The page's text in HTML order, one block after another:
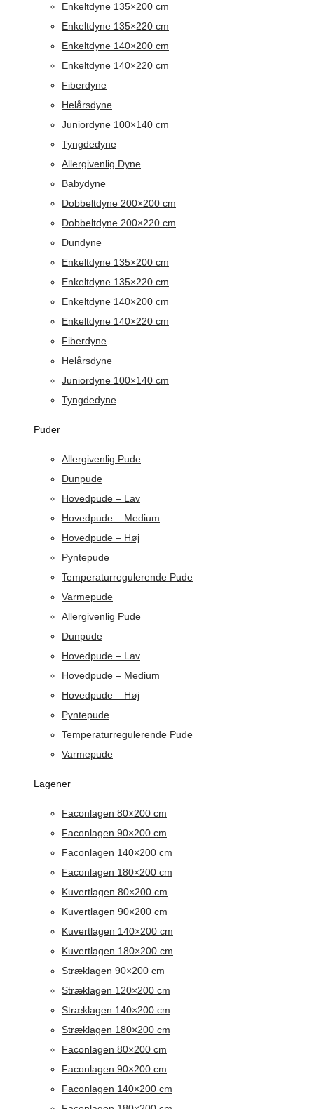
Enkeltdyne 135×200 cm
Enkeltdyne 135×220 cm
Enkeltdyne 140×200 cm
Enkeltdyne 140×220 cm
Fiberdyne
Helårsdyne
Juniordyne 100×140 cm
Tyngdedyne
Allergivenlig Dyne
Babydyne
Dobbeltdyne 200×200 cm
Dobbeltdyne 200×220 cm
Dundyne
Enkeltdyne 135×200 cm
Enkeltdyne 135×220 cm
Enkeltdyne 140×200 cm
Enkeltdyne 140×220 cm
Fiberdyne
Helårsdyne
Juniordyne 100×140 cm
Tyngdedyne
Puder
Allergivenlig Pude
Dunpude
Hovedpude – Lav
Hovedpude – Medium
Hovedpude – Høj
Pyntepude
Temperaturregulerende Pude
Varmepude
Allergivenlig Pude
Dunpude
Hovedpude – Lav
Hovedpude – Medium
Hovedpude – Høj
Pyntepude
Temperaturregulerende Pude
Varmepude
Lagener
Faconlagen 80×200 cm
Faconlagen 90×200 cm
Faconlagen 140×200 cm
Faconlagen 180×200 cm
Kuvertlagen 80×200 cm
Kuvertlagen 90×200 cm
Kuvertlagen 140×200 cm
Kuvertlagen 180×200 cm
Stræklagen 90×200 cm
Stræklagen 120×200 cm
Stræklagen 140×200 cm
Stræklagen 180×200 cm
Faconlagen 80×200 cm
Faconlagen 90×200 cm
Faconlagen 140×200 cm